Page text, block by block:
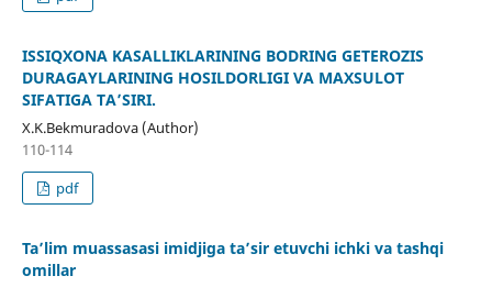
ISSIQXONA KASALLIKLARINING BODRING GETEROZIS
DURAGAYLARINING HOSILDORLIGI VA MAXSULOT
SIFATIGA TAʼSIRI.
X.K.Bekmuradova (Author)
110-114
pdf
Ta’lim muassasasi imidjiga ta’sir etuvchi ichki va tashqi
оmillar